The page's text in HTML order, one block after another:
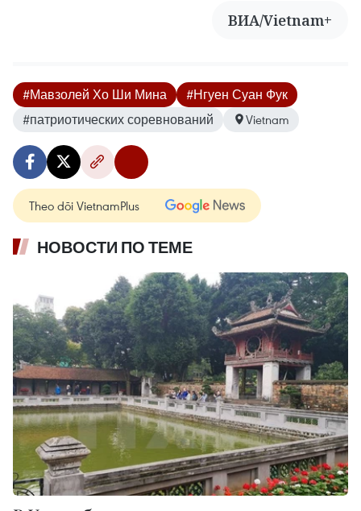
ВИА/Vietnam+
#Мавзолей Хо Ши Мина
#Нгуен Суан Фук
#патриотических соревнований
Vietnam
Theo dõi VietnamPlus
НОВОСТИ ПО ТЕМЕ